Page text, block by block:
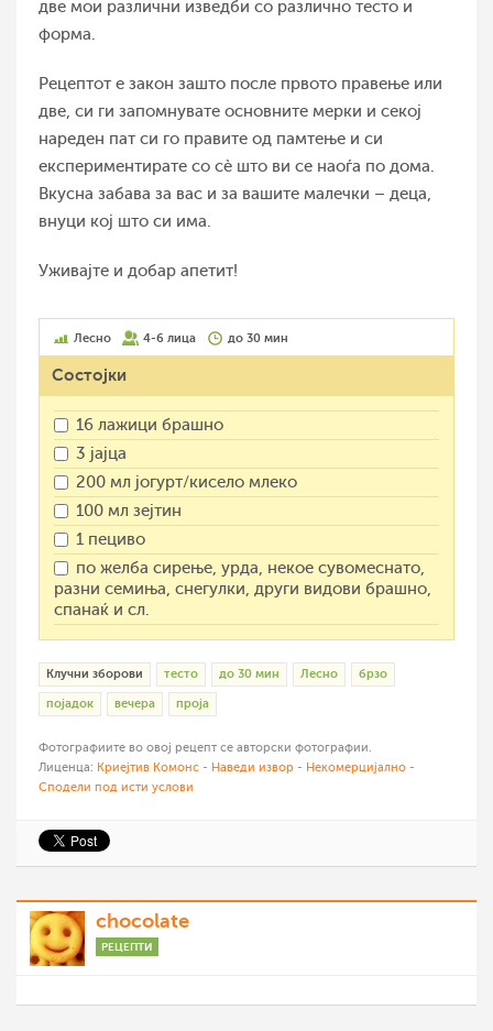
две мои различни изведби со различно тесто и
форма.
Рецептот е закон зашто после првото правење или
две, си ги запомнувате основните мерки и секој
нареден пат си го правите од памтење и си
експериментирате со сѐ што ви се наоѓа по дома.
Вкусна забава за вас и за вашите малечки – деца,
внуци кој што си има.
Уживајте и добар апетит!
Лесно 4-6 лица до 30 мин
Состојки
16 лажици брашно
3 јајца
200 мл јогурт/кисело млеко
100 мл зејтин
1 пециво
по желба сирење, урда, некое сувомеснато,
разни семиња, снегулки, други видови брашно,
спанаќ и сл.
Клучни зборови тесто до 30 мин Лесно брзо
појадок вечера проја
Фотографиите во овој рецепт се авторски фотографии.
Лиценца: Криејтив Комонс - Наведи извор - Некомерцијално -
Сподели под исти услови
chocolate
РЕЦЕПТИ